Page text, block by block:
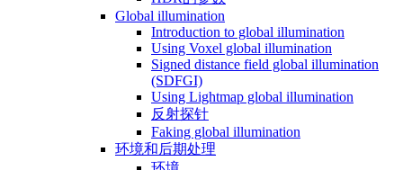
Global illumination
Introduction to global illumination
Using Voxel global illumination
Signed distance field global illumination
(SDFGI)
Using Lightmap global illumination
反射探针
Faking global illumination
环境和后期处理